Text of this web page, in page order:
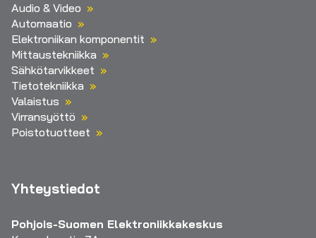
Audio & Video
Automaatio
Elektroniikan komponentit
Mittaustekniikka
Sähkötarvikkeet
Tietotekniikka
Valaistus
Virransyöttö
Poistotuotteet
Yhteystiedot
Pohjois-Suomen Elektroniikkakeskus